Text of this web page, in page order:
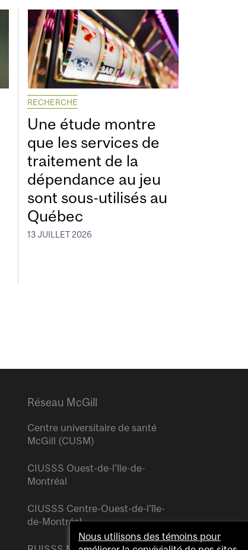
RECHERCHE
Une étude montre
que les services de
traitement de la
dépendance au jeu
sont sous-utilisés au
Québec
13 JUILLET 2026
Réseau McGill
Centre universitaire de santé
McGill (CUSM)
CIUSSS Ouest-de-l’île-de-
Montréal
CIUSSS Centre-Ouest-de-l’île-
de-Montréal
Nous utilisons des témoins pour